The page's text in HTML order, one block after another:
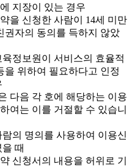
지장이 있는 경우
을 신청한 사람이 14세 미만
권자의 동의를 득하지 않았
육정보원이 서비스의 효율적
을 위하여 필요하다고 인정
다음 각 호에 해당하는 이용
여는 이를 거절할 수 있습니
람의 명의를 사용하여 이용신
때
신청서의 내용을 허위로 기